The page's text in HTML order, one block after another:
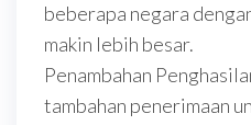
beberapa negara
makin lebih besar.
Penambahan
tambahan penerimaan